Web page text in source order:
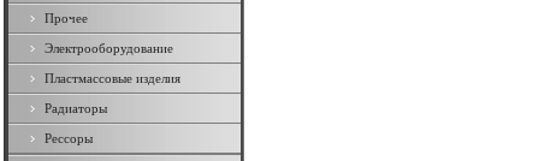
Прочее
Электрооборудование
Пластмассовые изделия
Радиаторы
Рессоры